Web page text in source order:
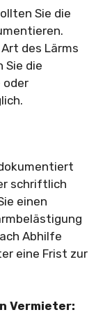
Sie die
des Lärms
Sie die
oder
schriftlich
einen
Abhilfe
eine Frist zur
Vermieter: